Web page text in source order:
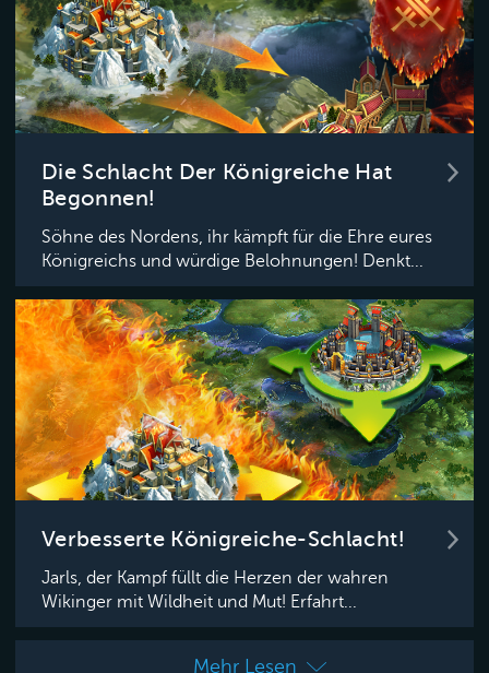
Die Schlacht Der Königreiche Hat
Begonnen!
Söhne des Nordens, ihr kämpft für die Ehre eures
Königreichs und würdige Belohnungen! Denkt...
Verbesserte Königreiche-Schlacht!
Jarls, der Kampf füllt die Herzen der wahren
Wikinger mit Wildheit und Mut! Erfahrt...
Mehr Lesen